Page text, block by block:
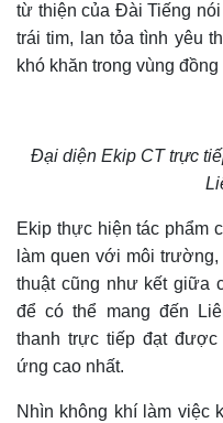
từ thiện của Đài Tiếng
trái tim, lan tỏa tình yêu
khó khăn trong vùng
Đại diện Ekip CT trực
Ekip thực hiện tác phẩm
làm quen với môi
thuật cũng như kết giữa
để có thể mang đến
thanh trực tiếp đạt
ứng cao nhất.
Nhìn không khí làm việc